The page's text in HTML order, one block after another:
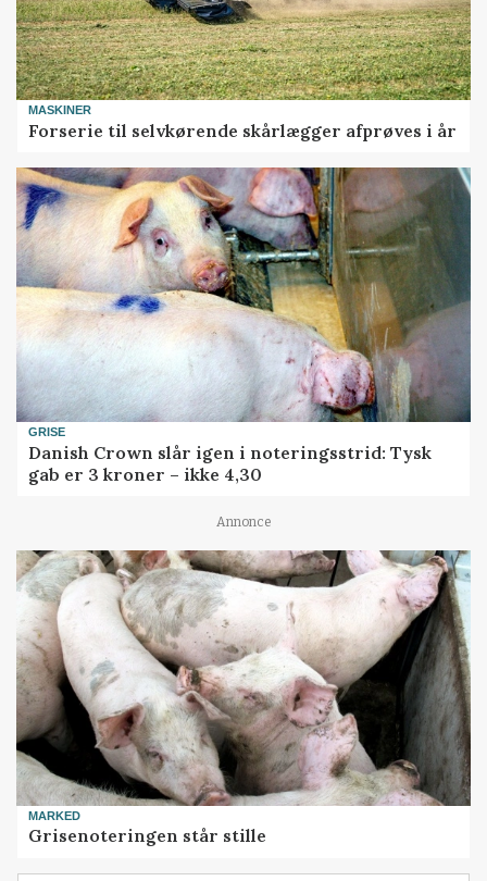
MASKINER
Forserie til selvkørende skårlægger afprøves i år
GRISE
Danish Crown slår igen i noteringsstrid: Tysk
gab er 3 kroner – ikke 4,30
Annonce
MARKED
Grisenoteringen står stille